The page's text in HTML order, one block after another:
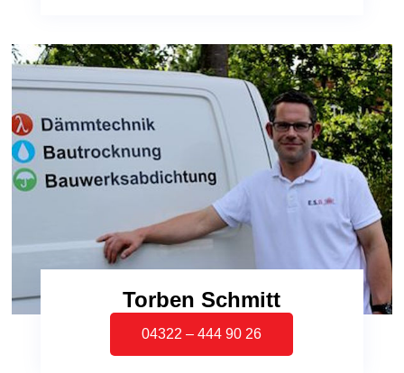
Torben Schmitt
04322 – 444 90 26